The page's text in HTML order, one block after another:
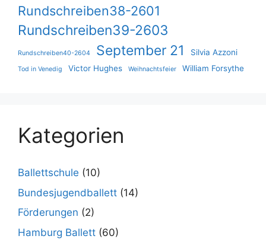
Rundschreiben38-2601
Rundschreiben39-2603
Rundschreiben40-2604 September 21 Silvia Azzoni
Tod in Venedig Victor Hughes Weihnachtsfeier William Forsythe
Kategorien
Ballettschule (10)
Bundesjugendballett (14)
Förderungen (2)
Hamburg Ballett (60)